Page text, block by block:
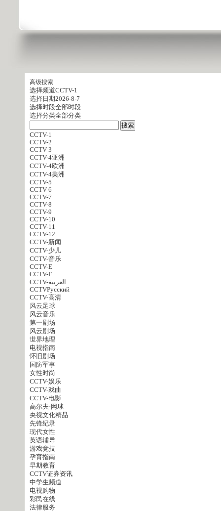
高级搜索
选择频道CCTV-1
选择日期2026-8-7
选择时段全部时段
选择分类全部分类
CCTV-1
CCTV-2
CCTV-3
CCTV-4亚洲
CCTV-4欧洲
CCTV-4美洲
CCTV-5
CCTV-6
CCTV-7
CCTV-8
CCTV-9
CCTV-10
CCTV-11
CCTV-12
CCTV-新闻
CCTV-少儿
CCTV-音乐
CCTV-E
CCTV-F
CCTV-العربية
CCTVPусский
CCTV-高清
风云足球
风云音乐
第一剧场
风云剧场
世界地理
电视指南
怀旧剧场
国防军事
女性时尚
CCTV-娱乐
CCTV-戏曲
CCTV-电影
高尔夫·网球
央视文化精品
先锋纪录
现代女性
英语辅导
游戏竞技
孕育指南
早期教育
CCTV证券资讯
中学生频道
电视购物
彩民在线
法律服务